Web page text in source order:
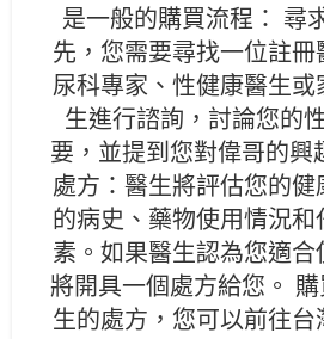
是一般的購買流程： 尋
先，您需要尋找一位註
尿科專家、性健康醫生
生進行諮詢，討論您的
要，並提到您對偉哥的興
處方：醫生將評估您的
的病史、藥物使用情況
素。如果醫生認為您適
將開具一個處方給您。
生的處方，您可以前往